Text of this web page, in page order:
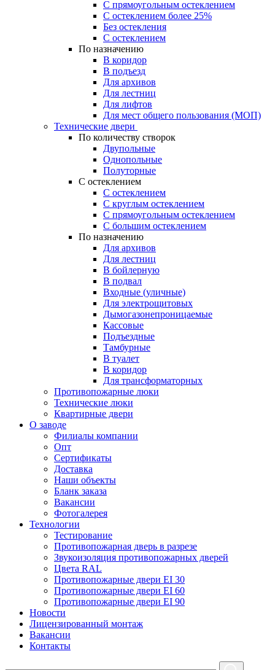
С прямоугольным остеклением
С остеклением более 25%
Без остекления
С остеклением
По назначению
В коридор
В подъезд
Для архивов
Для лестниц
Для лифтов
Для мест общего пользования (МОП)
Технические двери
По количеству створок
Двупольные
Однопольные
Полуторные
С остеклением
С остеклением
С круглым остеклением
С прямоугольным остеклением
С большим остеклением
По назначению
Для архивов
Для лестниц
В бойлерную
В подвал
Входные (уличные)
Для электрощитовых
Дымогазонепроницаемые
Кассовые
Подъездные
Тамбурные
В туалет
В коридор
Для трансформаторных
Противопожарные люки
Технические люки
Квартирные двери
О заводе
Филиалы компании
Опт
Сертификаты
Доставка
Наши объекты
Бланк заказа
Вакансии
Фотогалерея
Технологии
Тестирование
Противопожарная дверь в разрезе
Звукоизоляция противопожарных дверей
Цвета RAL
Противопожарные двери EI 30
Противопожарные двери EI 60
Противопожарные двери EI 90
Новости
Лицензированный монтаж
Вакансии
Контакты